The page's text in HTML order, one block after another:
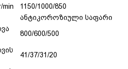
1150/1000/850
ანტიკოროზიული საფარი
800/600/500
41/37/31/20